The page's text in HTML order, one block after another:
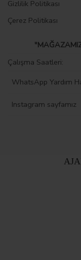
Gizlilik Politikası
Çerez Politikası
Çalışma Saatleri:
WhatsApp Yardım
Instagram sayfamız